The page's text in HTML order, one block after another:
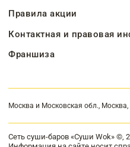
Правила акции
Контактная и правовая
Франшиза
Москва и Московская обл.,
Сеть суши-баров «Суши Wok» ©,